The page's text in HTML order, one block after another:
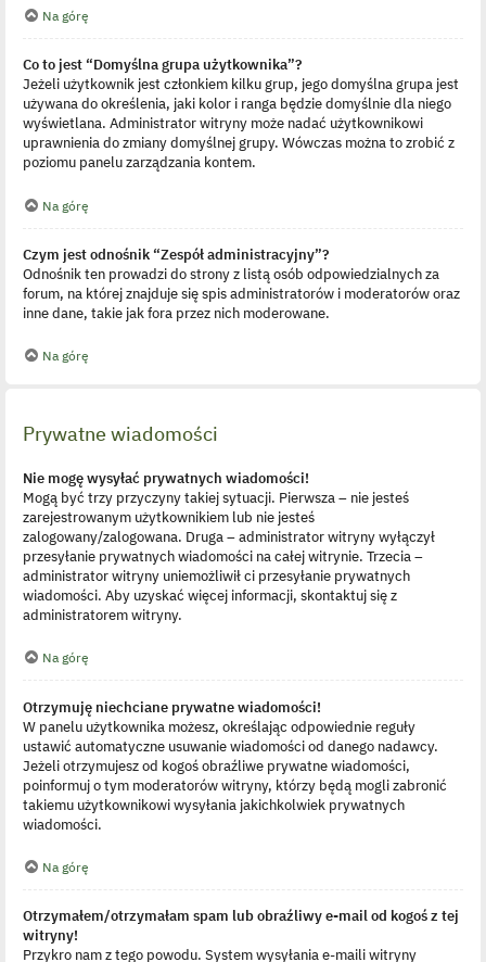
Na górę
Co to jest “Domyślna grupa użytkownika”?
Jeżeli użytkownik jest członkiem kilku grup, jego domyślna grupa jest
używana do określenia, jaki kolor i ranga będzie domyślnie dla niego
wyświetlana. Administrator witryny może nadać użytkownikowi
uprawnienia do zmiany domyślnej grupy. Wówczas można to zrobić z
poziomu panelu zarządzania kontem.
Na górę
Czym jest odnośnik “Zespół administracyjny”?
Odnośnik ten prowadzi do strony z listą osób odpowiedzialnych za
forum, na której znajduje się spis administratorów i moderatorów oraz
inne dane, takie jak fora przez nich moderowane.
Na górę
Prywatne wiadomości
Nie mogę wysyłać prywatnych wiadomości!
Mogą być trzy przyczyny takiej sytuacji. Pierwsza – nie jesteś
zarejestrowanym użytkownikiem lub nie jesteś
zalogowany/zalogowana. Druga – administrator witryny wyłączył
przesyłanie prywatnych wiadomości na całej witrynie. Trzecia –
administrator witryny uniemożliwił ci przesyłanie prywatnych
wiadomości. Aby uzyskać więcej informacji, skontaktuj się z
administratorem witryny.
Na górę
Otrzymuję niechciane prywatne wiadomości!
W panelu użytkownika możesz, określając odpowiednie reguły
ustawić automatyczne usuwanie wiadomości od danego nadawcy.
Jeżeli otrzymujesz od kogoś obraźliwe prywatne wiadomości,
poinformuj o tym moderatorów witryny, którzy będą mogli zabronić
takiemu użytkownikowi wysyłania jakichkolwiek prywatnych
wiadomości.
Na górę
Otrzymałem/otrzymałam spam lub obraźliwy e-mail od kogoś z tej
witryny!
Przykro nam z tego powodu. System wysyłania e-maili witryny